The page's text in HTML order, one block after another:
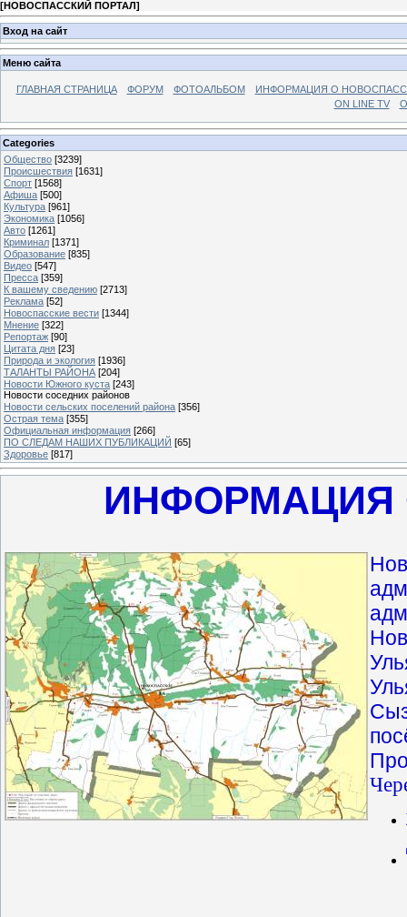
[НОВОСПАССКИЙ ПОРТАЛ]
Вход на сайт
Меню сайта
ГЛАВНАЯ СТРАНИЦА ФОРУМ ФОТОАЛЬБОМ
ИНФОРМАЦИЯ О
ON LINE TV
Categories
Общество [3239]
Происшествия [1631]
Спорт [1568]
Афиша [500]
Культура [961]
Экономика [1056]
Авто [1261]
Криминал [1371]
Образование [835]
Видео [547]
Пресса [359]
К вашему сведению [2713]
Реклама [52]
Новоспасские вести [1344]
Мнение [322]
Репортаж [90]
Цитата дня [23]
Природа и экология [1936]
ТАЛАНТЫ РАЙОНА [204]
Новости Южного куста [243]
Новости соседних районов
Новости сельских поселений района [356]
Острая тема [355]
Официальная информация [266]
ПО СЛЕДАМ НАШИХ ПУБЛИКАЦИЙ [65]
Здоровье [817]
ИНФОРМАЦИЯ